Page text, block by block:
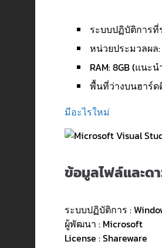
ระบบปฏิบัติการที่ร
หน่วยประมวลผล:
RAM: 8GB (แนะ
พื้นที่ว่างบนฮาร์ด
มีอะไรใหม่
ข้อมูลไฟล์และด
ระบบปฏิบัติการ :
ผู้พัฒนา : Microsoft
License : Shareware